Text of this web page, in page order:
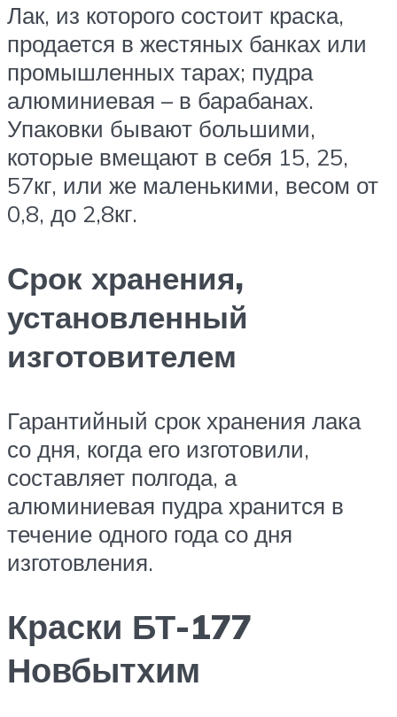
Лак, из которого состоит краска,
продается в жестяных банках или
промышленных тарах; пудра
алюминиевая – в барабанах.
Упаковки бывают большими,
которые вмещают в себя 15, 25,
57кг, или же маленькими, весом от
0,8, до 2,8кг.
Срок хранения,
установленный
изготовителем
Гарантийный срок хранения лака
со дня, когда его изготовили,
составляет полгода, а
алюминиевая пудра хранится в
течение одного года со дня
изготовления.
Краски БТ-177
Новбытхим